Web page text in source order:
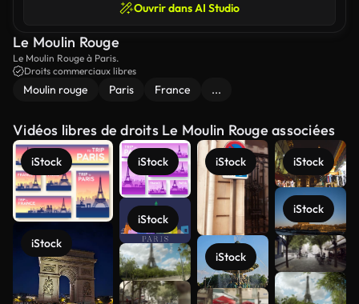
Ouvrir dans AI Studio
Le Moulin Rouge
Le Moulin Rouge à Paris.
Droits commerciaux libres
Moulin rouge Paris France ...
Vidéos libres de droits Le Moulin Rouge associées
iStock
iStock
iStock
iStock
iStock
iStock
iStock
iStock
Voir plus